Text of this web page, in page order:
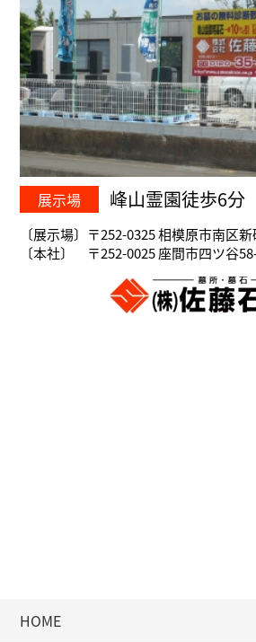
展示場 峰山霊園徒歩6分
〔展示場〕〒252-0325 相模原市南区
〔本社〕 〒252-0025 座間市四ツ谷
HOME